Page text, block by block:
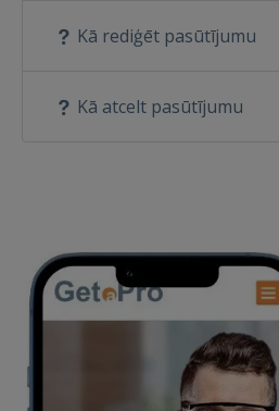
Kā rediģēt pasūtījumu
Kā atcelt pasūtījumu